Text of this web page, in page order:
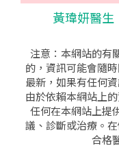
黃瑋妍醫生
注意：本網站的有
的，資訊可能會隨
最新，如果有任何
由於依賴本網站上
任何在本網站上提
議、診斷或治療。
合格